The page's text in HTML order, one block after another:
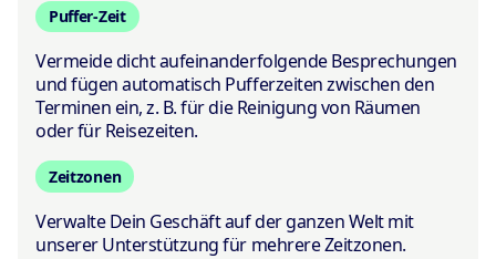
Puffer-Zeit
Vermeide dicht aufeinanderfolgende Besprechungen
und fügen automatisch Pufferzeiten zwischen den
Terminen ein, z. B. für die Reinigung von Räumen
oder für Reisezeiten.
Zeitzonen
Verwalte Dein Geschäft auf der ganzen Welt mit
unserer Unterstützung für mehrere Zeitzonen.